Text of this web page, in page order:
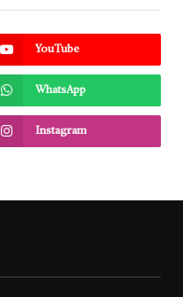
YouTube
WhatsApp
Instagram